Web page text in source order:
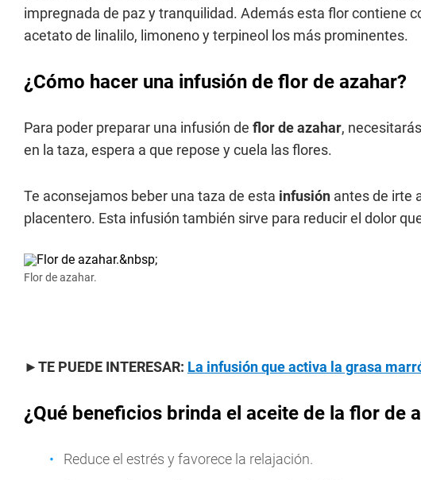
impregnada de paz y tranquilidad. Además esta flor contiene
acetato de linalilo, limoneno y terpineol los más prominentes.
¿Cómo hacer una infusión de flor de azahar?
Para poder preparar una infusión de flor de azahar,
en la taza, espera a que repose y cuela las flores.
Te aconsejamos beber una taza de esta infusión antes de irte
placentero. Esta infusión también sirve para reducir el dolor
Flor de azahar.
►TE PUEDE INTERESAR: La infusión que activa la grasa
¿Qué beneficios brinda el aceite de la flor de
Reduce el estrés y favorece la relajación.